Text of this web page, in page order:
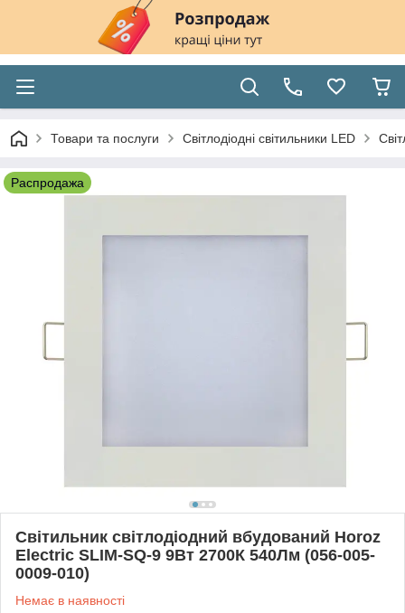
Товари та послуги Світлодіодні світильники LED
Распродажа
Світильник світлодіодний вбудований Horoz
Electric SLIM-SQ-9 9Вт 2700К 540Лм (056-005-
0009-010)
Немає в наявності